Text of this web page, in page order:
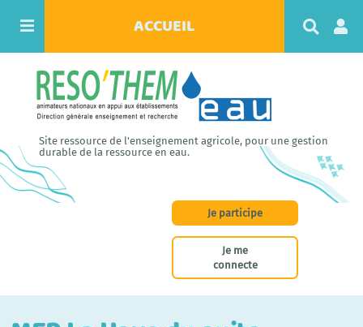
ACCUEIL
c
e
r
Site ressource de l'enseignement agricole, pour une gestion
durable de la ressource en eau.
Je participe
Je me
connecte